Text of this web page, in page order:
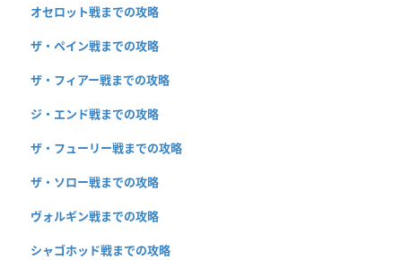
オセロット戦までの攻略
ザ・ペイン戦までの攻略
ザ・フィアー戦までの攻略
ジ・エンド戦までの攻略
ザ・フューリー戦までの攻略
ザ・ソロー戦までの攻略
ヴォルギン戦までの攻略
シャゴホッド戦までの攻略